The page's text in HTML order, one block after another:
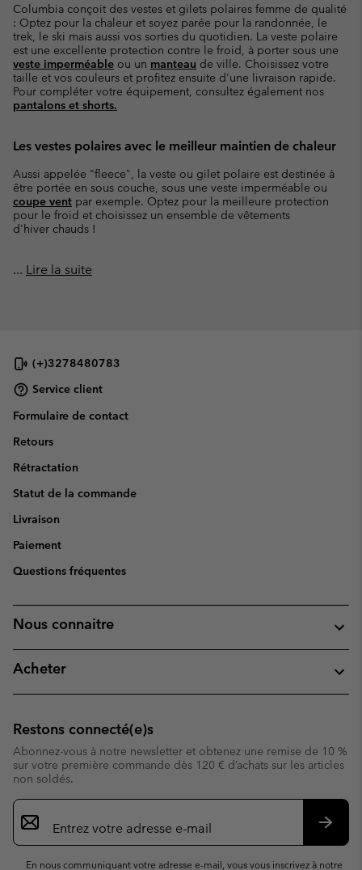
Columbia conçoit des vestes et gilets polaires femme de qualité
: Optez pour la chaleur et soyez parée pour la randonnée, le
trek, le ski mais aussi vos sorties du quotidien. La veste polaire
est une excellente protection contre le froid, à porter sous une
veste imperméable ou un manteau de ville. Choisissez votre
taille et vos couleurs et profitez ensuite d'une livraison rapide.
Pour compléter votre équipement, consultez également nos
pantalons et shorts.
Les vestes polaires avec le meilleur maintien de chaleur
Aussi appelée "fleece", la veste ou gilet polaire est destinée à
être portée en sous couche, sous une veste imperméable ou
coupe vent par exemple. Optez pour la meilleure protection
pour le froid et choisissez un ensemble de vêtements
d'hiver chauds !
... Lire la suite
(+)3278480783
Service client
Formulaire de contact
Retours
Rétractation
Statut de la commande
Livraison
Paiement
Questions fréquentes
Nous connaitre
Acheter
Restons connecté(e)s
Abonnez-vous à notre newsletter et obtenez une remise de 10 %
sur votre première commande dès 120 € d’achats sur les articles
non soldés.
Inscription
par
e-
En nous communiquant votre adresse e-mail, vous vous inscrivez à notre